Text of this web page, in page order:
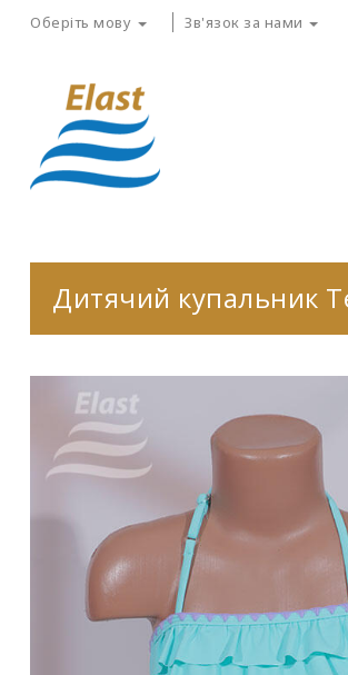
Оберіть мову Зв'язок за нами
Дитячий купальник